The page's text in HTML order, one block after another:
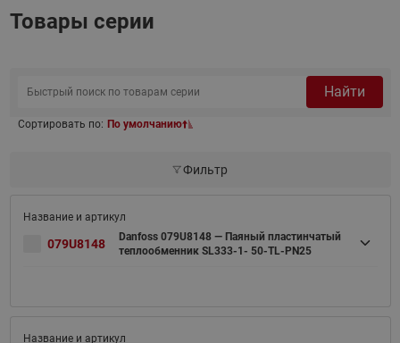
Товары серии
Найти
Сортировать по: По умолчанию
Фильтр
079U8148
Danfoss 079U8148 — Паяный пластинчатый
теплообменник SL333-1- 50-TL-PN25